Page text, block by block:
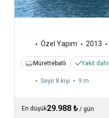
Özel Yapım 2013
Mürettebatlı Yakıt dahil
Seyir 8 kişi 9 m
En düşük29.988 ₺ / gün